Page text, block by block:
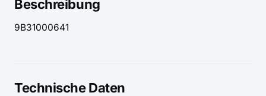
Beschreibung
9B31000641
Technische Daten